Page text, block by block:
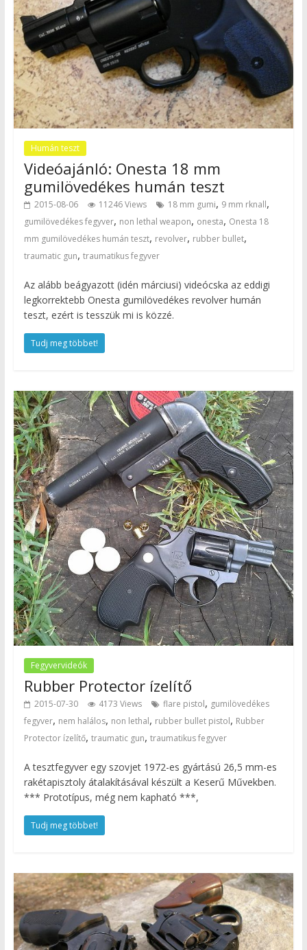
Humán teszt
Videóajánló: Onesta 18 mm
gumilövedékes humán teszt
2015-08-06 11246 Views 18 mm gumi, 9 mm rknall,
gumilövedékes fegyver, non lethal weapon, onesta, Onesta 18
mm gumilövedékes humán teszt, revolver, rubber bullet,
traumatic gun, traumatikus fegyver
Az alább beágyazott (idén márciusi) videócska az eddigi
legkorrektebb Onesta gumilövedékes revolver humán
teszt, ezért is tesszük mi is közzé.
Tudj meg többet!
Fegyvervideók
Rubber Protector ízelítő
2015-07-30 4173 Views flare pistol, gumilövedékes
fegyver, nem halálos, non lethal, rubber bullet pistol, Rubber
Protector ízelítő, traumatic gun, traumatikus fegyver
A tesztfegyver egy szovjet 1972-es gyártású 26,5 mm-es
rakétapisztoly átalakításával készült a Keserű Művekben.
*** Prototípus, még nem kapható ***,
Tudj meg többet!